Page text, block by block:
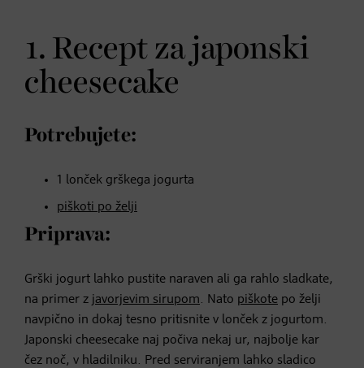
1. Recept za japonski
cheesecake
Potrebujete:
1 lonček grškega jogurta
piškoti po želji
Priprava:
Grški jogurt lahko pustite naraven ali ga rahlo sladkate,
na primer z javorjevim sirupom. Nato piškote po želji
navpično in dokaj tesno pritisnite v lonček z jogurtom.
Japonski cheesecake naj počiva nekaj ur, najbolje kar
čez noč, v hladilniku. Pred serviranjem lahko sladico